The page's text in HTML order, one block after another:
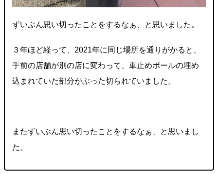
ずいぶん思い切ったことをするなぁ、と思いました。
３年ほど経って、2021年に同じ場所を通りがかると、
手前の店舗が別の店に変わって、車止めポールの埋め
込まれていた部分がぶった切られていました。
またずいぶん思い切ったことをするなぁ、と思いまし
た。